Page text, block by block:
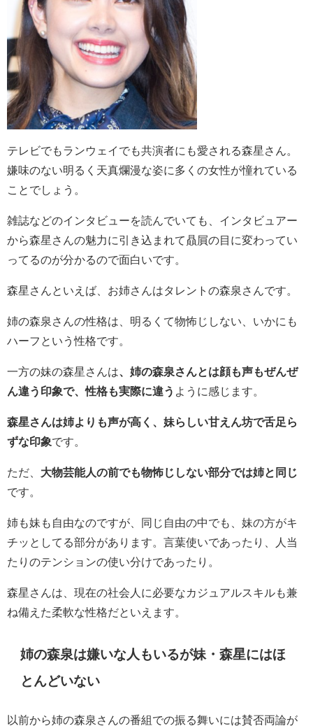
テレビでもランウェイでも共演者にも愛される森星さん。
嫌味のない明るく天真爛漫な姿に多くの女性が憧れている
ことでしょう。
雑誌などのインタビューを読んでいても、インタビュアー
から森星さんの魅力に引き込まれて贔屓の目に変わってい
ってるのが分かるので面白いです。
森星さんといえば、お姉さんはタレントの森泉さんです。
姉の森泉さんの性格は、明るくて物怖じしない、いかにも
ハーフという性格です。
一方の妹の森星さんは 、姉の森泉さんとは顔も声もぜんぜ
ん違う印象で、性格も実際に違う ように感じます。
森星さんは姉よりも声が高く、妹らしい甘えん坊で舌足ら
ずな印象です。
ただ、 大物芸能人の前でも物怖じしない部分では姉と同じ
です。
姉も妹も自由なのですが、同じ自由の中でも、妹の方がキ
チッとしてる部分があります。言葉使いであったり、人当
たりのテンションの使い分けであったり。
森星さんは、現在の社会人に必要なカジュアルスキルも兼
ね備えた柔軟な性格だといえます。
姉の森泉は嫌いな人もいるが妹・森星にはほ
とんどいない
以前から姉の森泉さんの番組での振る舞いには賛否両論が